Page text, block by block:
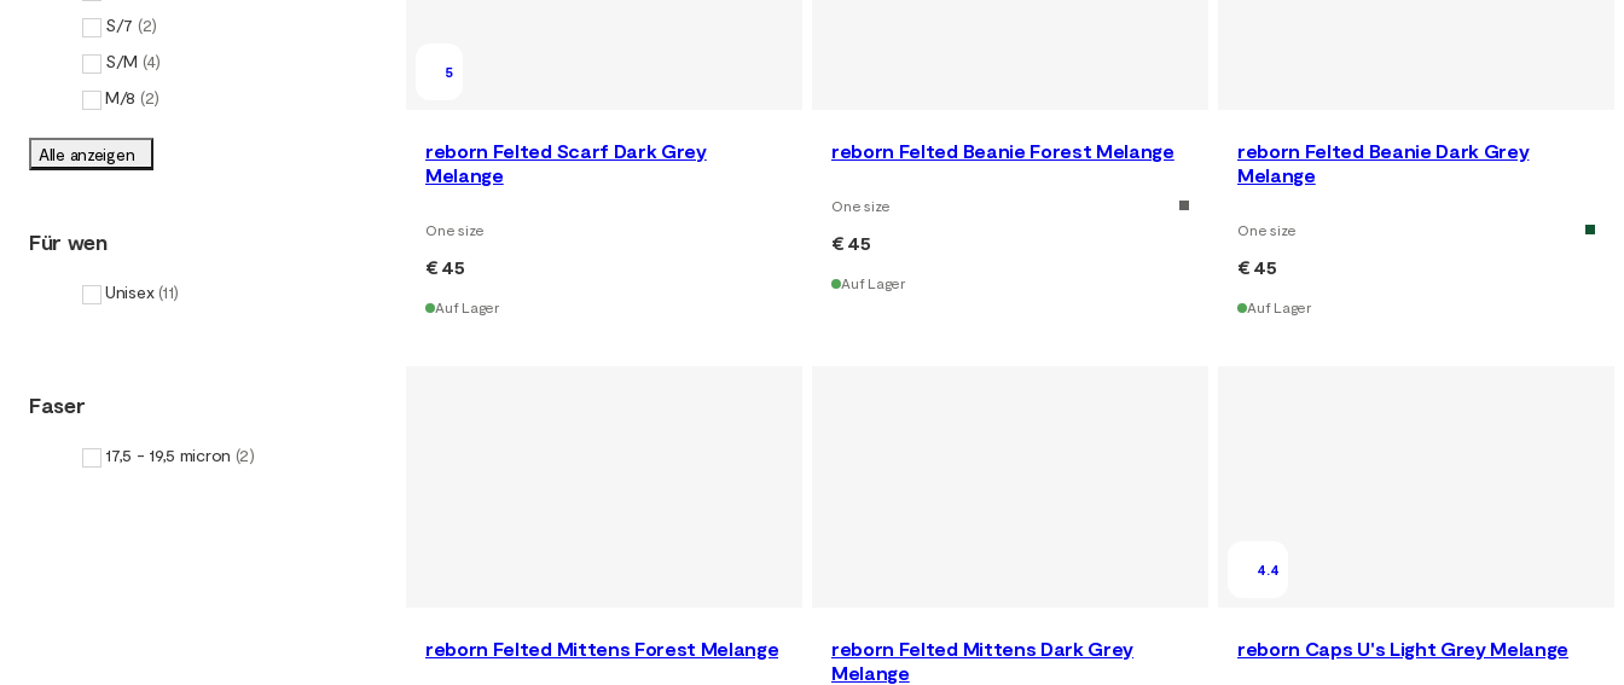
S/7 (2)
S/M (4)
M/8 (2)
Alle anzeigen
Für wen
Unisex (11)
Faser
17,5 - 19,5 micron (2)
5
reborn Felted Scarf Dark Grey
Melange
One size
€ 45
Auf Lager
reborn Felted Beanie Forest Melange
One size
€ 45
Auf Lager
reborn Felted Beanie Dark Grey
Melange
One size
€ 45
Auf Lager
reborn Felted Mittens Forest Melange
reborn Felted Mittens Dark Grey
Melange
4.4
reborn Caps U's Light Grey Melange